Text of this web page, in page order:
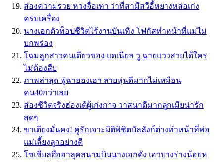
ส่องความรวย หวงจื่อเทา ว่าที่สามีสวีอี้หยางหล่อเก่ง
ครบเครื่อง
นางเอกตัวท็อปชีวิตไร้งานบันเทิง โฟกัสทำหน้าที่แม่ไม่
บกพร่อง
โฉมลูกสาวคนเดียวของ แดเนียล วู ฉายแววสวยได้ใคร
ไม่ต้องสืบ
ภาพล่าสุด ฟู่ฉาฮองเฮา สวยหุ่นดีมากไม่เหมือน
คน40กว่าเลย
ส่องชีวิตจริงฮ่องเต้ผู้เก่งกาจ วาสนาดีมากลูกเมียน่ารัก
สุดๆ
ขาเตียงมั่นคง! คู่รักเจาะมิติพิชิตบัลลังก์​ต่างทำหน้าที่พ่อ
แม่เลี้ยงลูกอย่างดี
โซเชียลฮือฮาลุคสนามบินนางเอกดัง เอวบางร่างน้อยห